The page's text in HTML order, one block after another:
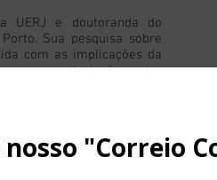
UERJ e doutoranda do
Sua pesquisa sobre
com as implicações da
e com articulações entre